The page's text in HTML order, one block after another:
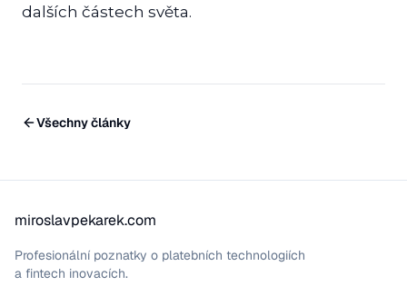
dalších částech světa.
Všechny články
miroslavpekarek.com
Profesionální poznatky o platebních technologiích
a fintech inovacích.